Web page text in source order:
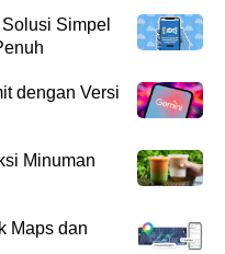
Simpel
dengan Versi
Minuman
Maps dan